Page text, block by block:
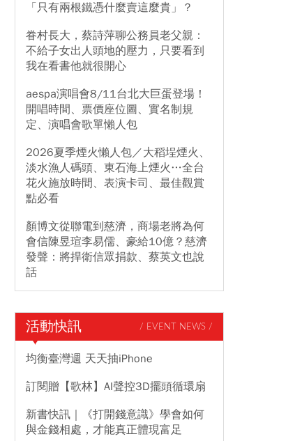
「只有兩根鐵憑什麼賣這麼貴」？
眷村長大，蔡詩萍聊公務員老父親：
不給子女出人頭地的壓力，只要看到
我在看書他就很開心
aespa演唱會8/11台北大巨蛋登場！
開唱時間、票價座位圖、實名制規
定、演唱會歌單懶人包
2026夏季煙火懶人包／大稻埕煙火、
淡水漁人碼頭、東石海上煙火…全台
花火施放時間、表演卡司、最佳觀賞
點必看
顏博文從聯電到慈濟，商場老將為何
會信陳昱瑄李易儒、豪給10億？慈濟
發聲：將捍衛信眾捐款、蔡英文也說
話
活動快訊 / EVENT NEWS /
均衡臺灣週 天天抽iPhone
訂閱贈【歌林】AI聲控3D擺頭循環扇
新書快訊｜《打開錢意識》學會如何
與金錢相處，才能真正體現富足